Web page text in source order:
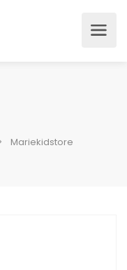
Mariekidstore